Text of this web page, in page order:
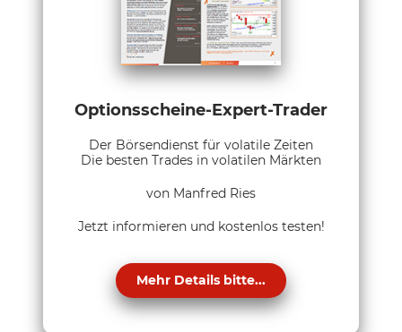
Optionsscheine-Expert-Trader
Der Börsendienst für volatile Zeiten
Die besten Trades in volatilen Märkten
von Manfred Ries
Jetzt informieren und kostenlos testen!
Mehr Details bitte...